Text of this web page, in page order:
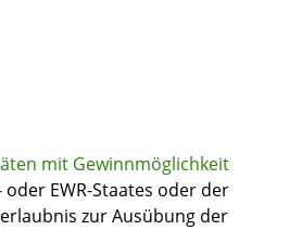
mit Gewinnmöglichkeit
EWR-Staates oder der
zur Ausübung der